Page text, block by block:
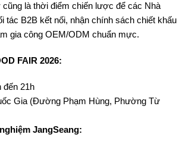
là thời điểm chiến lược để các Nhà
tác B2B kết nối, nhận chính sách chiết khấu
gia công OEM/ODM chuẩn mực.
FAIR 2026:
đến 21h
Gia (Đường Phạm Hùng, Phường Từ
JangSeang: